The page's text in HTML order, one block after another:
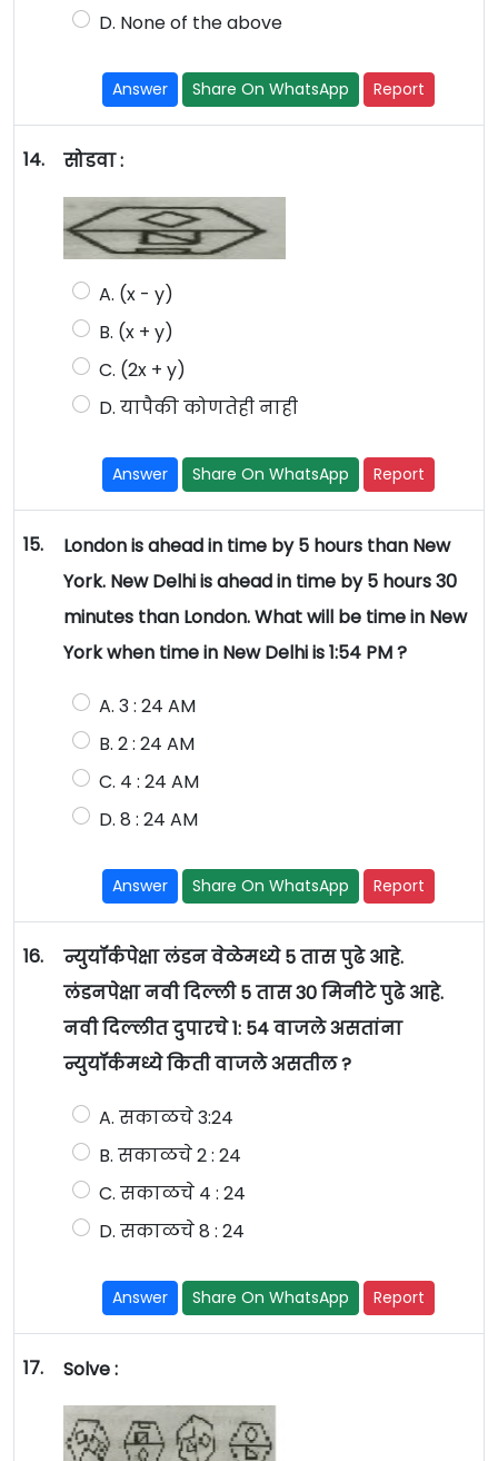
D. None of the above
Answer Share On WhatsApp Report
14. सोडवा :
A. (x - y)
B. (x + y)
C. (2x + y)
D. यापैकी कोणतेही नाही
Answer Share On WhatsApp Report
15.
London is ahead in time by 5 hours than New
York. New Delhi is ahead in time by 5 hours 30
minutes than London. What will be time in New
York when time in New Delhi is 1:54 PM ?
A. 3 : 24 AM
B. 2 : 24 AM
C. 4 : 24 AM
D. 8 : 24 AM
Answer Share On WhatsApp Report
16.
न्युयॉर्कपेक्षा लंडन वेळेमध्ये 5 तास पुढे आहे.
लंडनपेक्षा नवी दिल्ली 5 तास 30 मिनीटे पुढे आहे.
नवी दिल्लीत दुपारचे 1: 54 वाजले असतांना
न्युयॉर्कमध्ये किती वाजले असतील ?
A. सकाळचे 3:24
B. सकाळचे 2 : 24
C. सकाळचे 4 : 24
D. सकाळचे 8 : 24
Answer Share On WhatsApp Report
17. Solve :